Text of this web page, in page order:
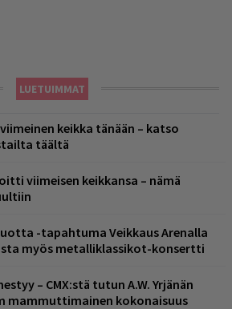
LUETUIMMAT
keikka tänään – katso
täältä
viimeisen keikkansa – nämä
-tapahtuma Veikkaus Arenalla
myös metalliklassikot-konsertti
– CMX:stä tutun A.W. Yrjänän
mammuttimainen kokonaisuus